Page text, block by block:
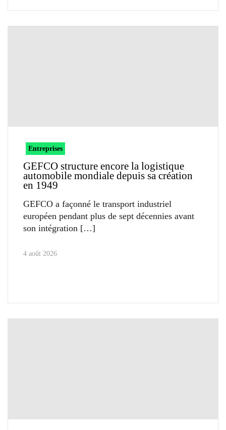
Entreprises
GEFCO structure encore la logistique
automobile mondiale depuis sa création
en 1949
GEFCO a façonné le transport industriel
européen pendant plus de sept décennies avant
son intégration
4 août 2026